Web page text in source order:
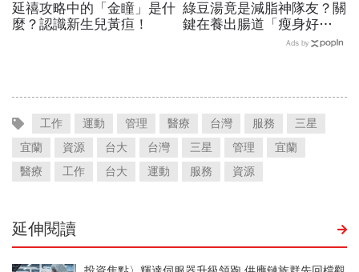
延禧攻略中的「金瞳」是什
麼？認識新生兒黃疸！
綠豆湯竟是減脂神隊友？關
鍵在養出腸道「瘦身好
菌」...醫教邊吃邊消脂的3
Ads by
工作 運動 管理 醫療 台灣 服務
三星
宜蘭
資源 台大 台灣 三星 管理
宜蘭
醫療
工作 台大 運動 服務 資源
延伸閱讀